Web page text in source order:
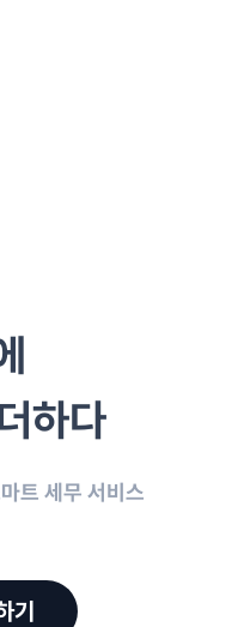
하다
트 세무 서비스
기